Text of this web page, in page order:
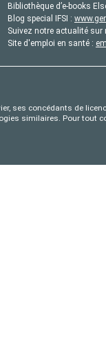
Bibliothèque d’e-books
Blog special IFSI :
Suivez notre actualité sur
Site d'emploi en santé :
ses concédants de
similaires. Pour tout